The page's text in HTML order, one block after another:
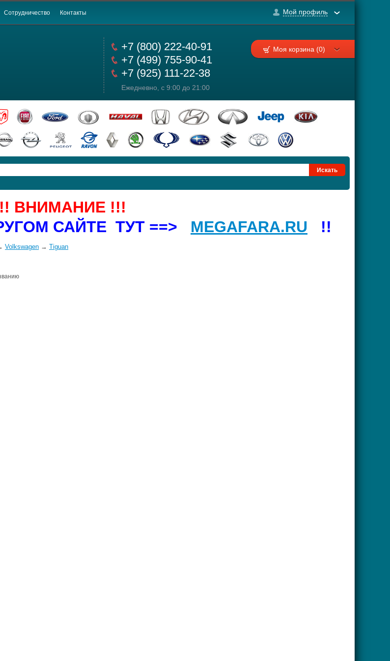
Сотрудничество Контакты Мой профиль
+7 (800) 222-40-91
+7 (499) 755-90-41
+7 (925) 111-22-38
Ежедневно, с 9:00 до 21:00
Моя корзина (0)
ВНИМАНИЕ !!!
САЙТЕ ТУТ ==> MEGAFARA.RU !!
Volkswagen → Tiguan